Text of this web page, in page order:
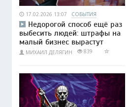
17.02.2026 13:07 СОБЫТИЯ
Недорогой способ ещё раз
выбесить людей: штрафы на
малый бизнес вырастут
МИХАИЛ ДЕЛЯГИН 839